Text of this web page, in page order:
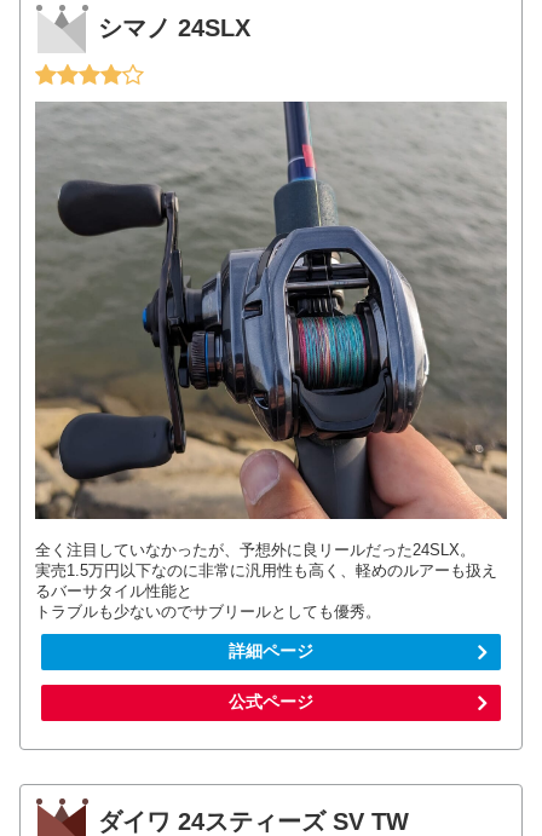
シマノ 24SLX
全く注目していなかったが、予想外に良リールだった24SLX。
実売1.5万円以下なのに非常に汎用性も高く、軽めのルアーも扱え
るバーサタイル性能と
トラブルも少ないのでサブリールとしても優秀。
詳細ページ
公式ページ
ダイワ 24スティーズ SV TW